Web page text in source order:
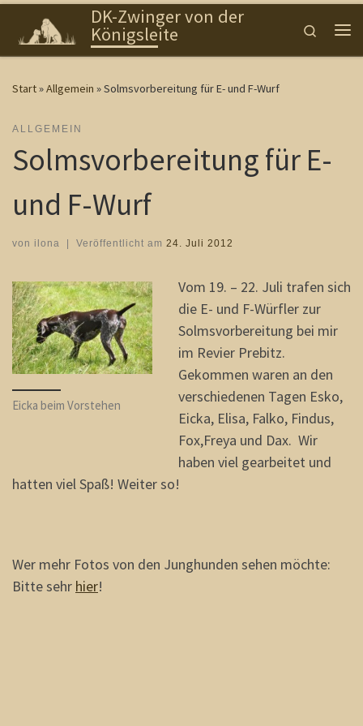
Zum Inhalt springenDK-Zwinger von der
Königsleite
Search
Start»Allgemein »Solmsvorbereitung für E- und F-Wurf
ALLGEMEIN
Solmsvorbereitung für E-
und F-Wurf
von ilona Veröffentlicht am 24. Juli 2012
Eicka beim Vorstehen
Vom 19. – 22. Juli trafen sich
die E- und F-Würfler zur
Solmsvorbereitung bei mir
im Revier Prebitz.
Gekommen waren an den
verschiedenen Tagen Esko,
Eicka, Elisa, Falko, Findus,
Fox,Freya und Dax. Wir
haben viel gearbeitet und
hatten viel Spaß! Weiter so!
Wer mehr Fotos von den Junghunden sehen möchte:
Bitte sehr hier!